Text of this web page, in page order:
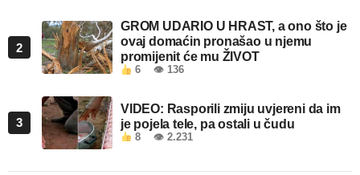
2
GROM UDARIO U HRAST, a ono što je
ovaj domaćin pronašao u njemu
promijenit će mu ŽIVOT
6 👁 136
3
VIDEO: Rasporili zmiju uvjereni da im
je pojela tele, pa ostali u čudu
8 👁 2.231